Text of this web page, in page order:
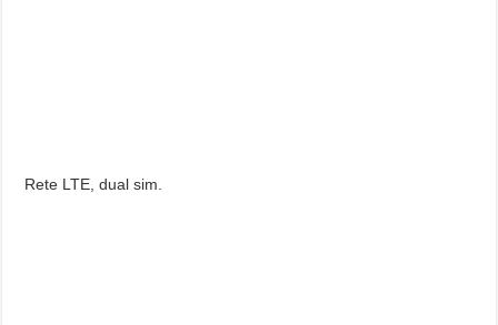
Rete LTE, dual sim.